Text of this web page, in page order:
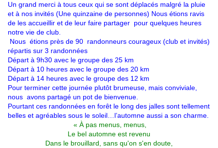
Un grand merci à tous ceux qui se sont déplacés malgré la pluie
et à nos invités (Une quinzaine de personnes) Nous étions ravis
de les accueillir et de leur faire partager pour quelques heures
notre vie de club.
Nous étions près de 90 randonneurs courageux (club et invités)
répartis sur 3 randonnées
Départ à 9h30 avec le groupe des 25 km
Départ à 10 heures avec le groupe des 20 km
Départ à 14 heures avec le groupe des 12 km
Pour terminer cette journée plutôt brumeuse, mais conviviale,
nous avons partagé un pot de bienvenue.
Pourtant ces randonnées en forêt le long des jalles sont tellement
belles et agréables sous le soleil…l’automne aussi a son charme.
« À pas menus, menus,
Le bel automne est revenu
Dans le brouillard, sans qu'on s'en doute,